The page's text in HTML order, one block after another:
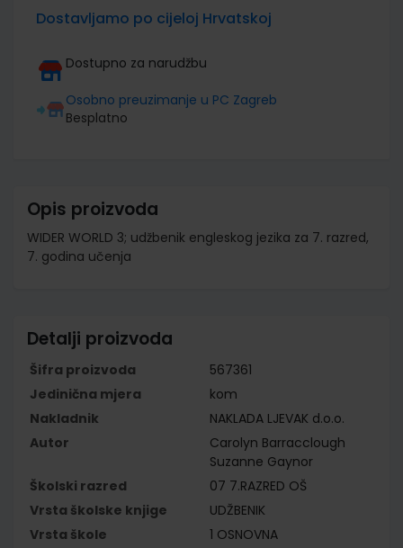
Dostavljamo po cijeloj Hrvatskoj
Dostupno za narudžbu
Osobno preuzimanje u PC Zagreb
Besplatno
Opis proizvoda
WIDER WORLD 3; udžbenik engleskog jezika za 7. razred,
7. godina učenja
Detalji proizvoda
Šifra proizvoda
567361
Jedinična mjera
kom
Nakladnik
NAKLADA LJEVAK d.o.o.
Autor
Carolyn Barracclough
Suzanne Gaynor
Školski razred
07 7.RAZRED OŠ
Vrsta školske knjige
UDŽBENIK
Vrsta škole
1 OSNOVNA